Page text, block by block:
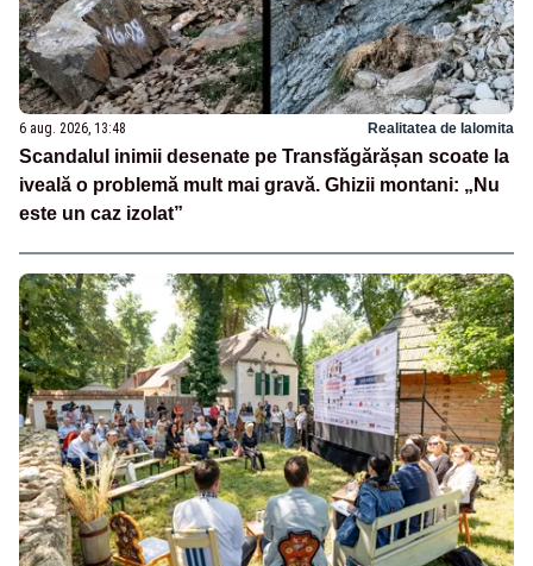
6 aug. 2026, 13:48 Realitatea de Ialomita
Scandalul inimii desenate pe Transfăgărășan scoate la
iveală o problemă mult mai gravă. Ghizii montani: „Nu
este un caz izolat”